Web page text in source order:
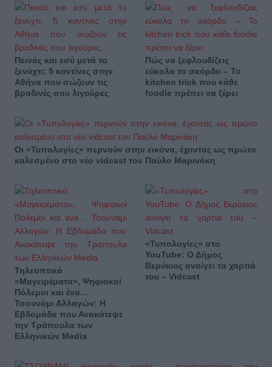
Πεινάς και εσύ μετά το
ξενύχτι; 5 καντίνες στην
Αθήνα που σώζουν τις
βραδινές σου λιγούρες
Πώς να ξεφλουδίζεις
εύκολα το σκόρδο – Το
kitchen trick που κάθε
foodie πρέπει να ξέρει
Οι «Τυπολογίες» περνούν στην εικόνα, έχοντας ως πρώτο
καλεσμένο στο νέο vidcast τον Παύλο Μαρινάκη
Τηλεοπτικά
«Μαγειρέματα», Ψηφιακοί
Πόλεμοι και ένα…
Τσουνάμι Αλλαγών: Η
Εβδομάδα που Ανακάτεψε
την Τράπουλα των
Ελληνικών Media
«Τυπολογίες» στο
YouTube: Ο Δήμος
Βερύκιος ανοίγει τα χαρτιά
του – Vidcast